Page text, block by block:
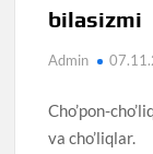
bilasizmi
Admin
Cho’pon-
va cho’liqlar.